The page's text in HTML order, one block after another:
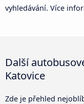
vyhledávání. Více
Další
Katovice
Zde je přehled